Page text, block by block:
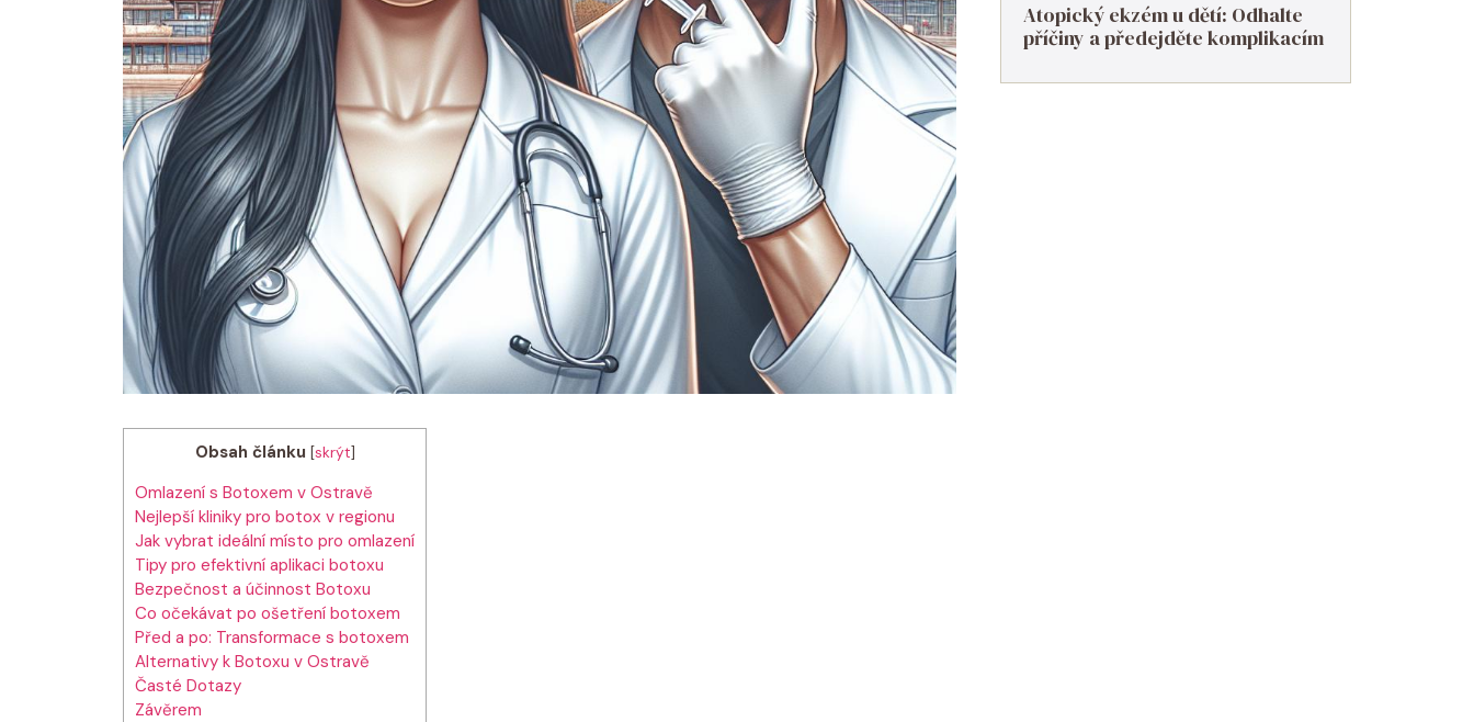
Obsah článku [skrýt]
Omlazení s Botoxem v Ostravě
Nejlepší kliniky pro botox v regionu
Jak vybrat ideální místo pro omlazení
Tipy pro efektivní aplikaci botoxu
Bezpečnost a účinnost Botoxu
Co očekávat po ošetření botoxem
Před a po: Transformace s botoxem
Alternativy k Botoxu v Ostravě
Časté Dotazy
Závěrem
Atopický ekzém u dětí: Odhalte
příčiny a předejděte komplikacím